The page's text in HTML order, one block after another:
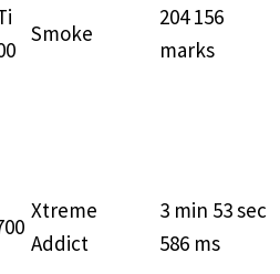
Smoke
204 156
marks
Xtreme
Addict
3 min 53 sec
586 ms